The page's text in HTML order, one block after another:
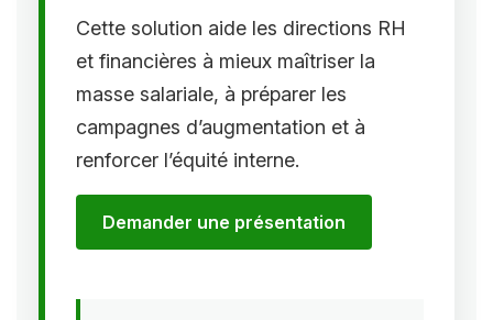
Cette solution aide les directions RH
et financières à mieux maîtriser la
masse salariale, à préparer les
campagnes d’augmentation et à
renforcer l’équité interne.
Demander une présentation